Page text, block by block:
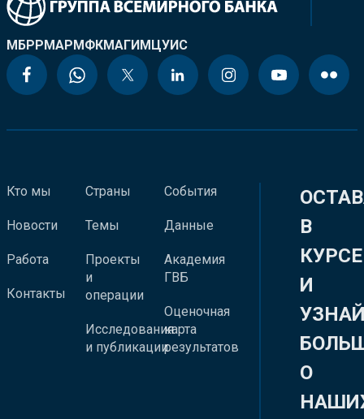
МБРРМАРМФКМАГИМЦУИС
Кто мы
Новости
Работа
Контакты
Страны
Темы
Проекты
и
операции
Исследования
и публикации
События
Данные
Академия
ГВБ
Оценочная
карта
результатов
В
КУРСЕ
И
О